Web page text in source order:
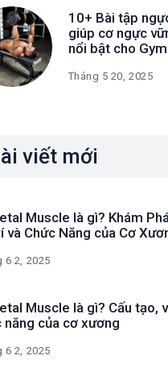
10+ Bài tập
giúp cơ ngực
nổi bật cho
Tháng 5 20, 2025
viết mới
Muscle là gì? Khám
và Chức Năng của Cơ
6 2, 2025
Muscle là gì? Cấu tạo,
năng của cơ xương
6 2, 2025